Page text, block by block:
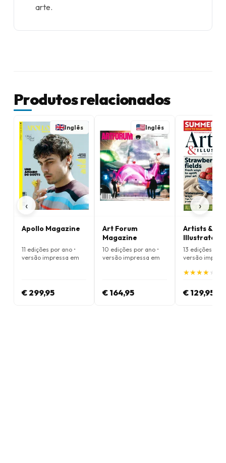
arte.
Produtos relacionados
‹
Inglês
Apollo Magazine
11 edições por ano •
versão impressa em
€ 299,95
Inglês
Art Forum
Magazine
10 edições por ano •
versão impressa em
€ 164,95
Artists &
Illustrators
Magazine
13 edições por
versão
★
★★
★★
★★
★★★
€ 129,95
›